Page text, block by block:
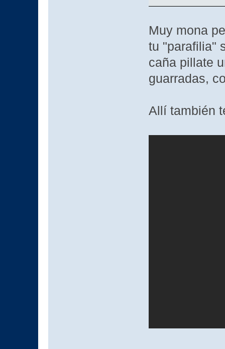
Muy mona
tu "parafilia"
caña pillate
guarradas,
Allí también